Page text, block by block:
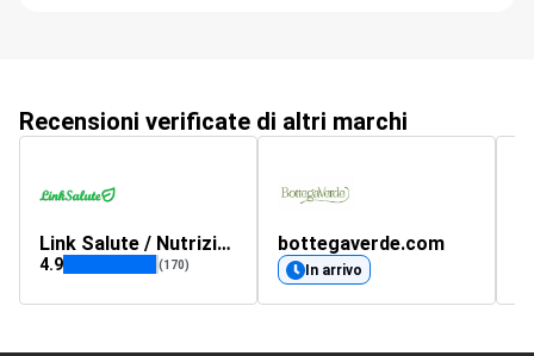
Recensioni verificate di altri marchi
Link Salute / Nutrizione Cellulare
4.9 (170)
bottegaverde.com
In arrivo